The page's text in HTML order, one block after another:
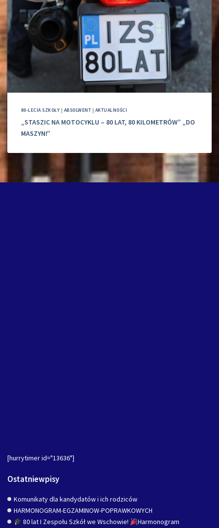
80-LECIA SZKOŁY | ABSOLWENT | AKTUALNOŚCI
„STASZIC NA MOTOCYKLU – 80 LAT, 80 KILOMETRÓW” „DO
MASZYN!”
[hurrytimer id="13636"]
Ostatniewpisy
Komunikaty dla kandydatów i ich rodziców
HARMONOGRAM-EGZAMINOW-POPRAWKOWYCH
80 lat I Zespołu Szkół we Wschowie!
Harmonogram